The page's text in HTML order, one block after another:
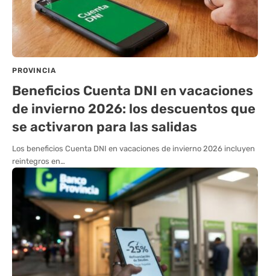
PROVINCIA
Beneficios Cuenta DNI en vacaciones
de invierno 2026: los descuentos que
se activaron para las salidas
Los beneficios Cuenta DNI en vacaciones de invierno 2026 incluyen
reintegros en…